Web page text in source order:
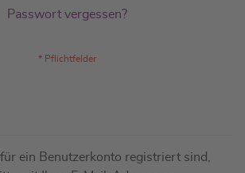
Passwort vergessen?
ein Benutzerkonto registriert sind,